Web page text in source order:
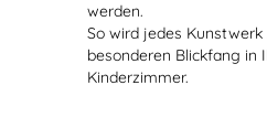
werden.
So wird jedes
besonderen Blickfang in
Kinderzimmer.